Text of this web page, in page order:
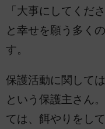
「大事にしてくだ
と幸せを願う多く
す。
保護活動に関して
という保護主さん
ては、餌やりをし